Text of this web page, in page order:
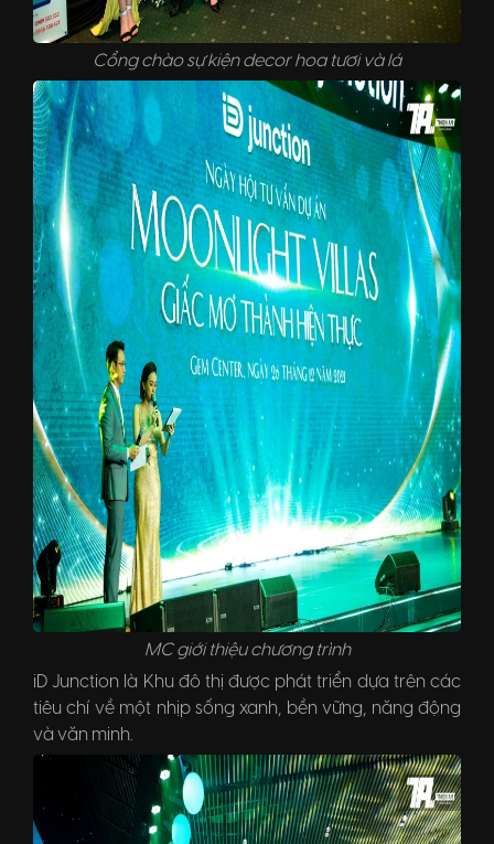
Cổng chào sự kiện decor hoa tươi và lá
MC giới thiệu chương trình
iD Junction là Khu đô thị được phát triển dựa trên các
tiêu chí về một nhịp sống xanh, bền vững, năng động
và văn minh.